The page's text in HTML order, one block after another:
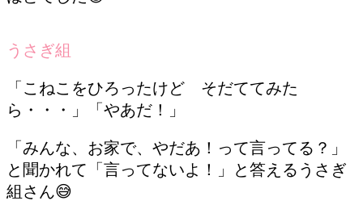
うさぎ組
「こねこをひろったけど そだててみた
ら・・・」「やあだ！」
「みんな、お家で、やだあ！って言ってる？」
と聞かれて「言ってないよ！」と答えるうさぎ
組さん😅